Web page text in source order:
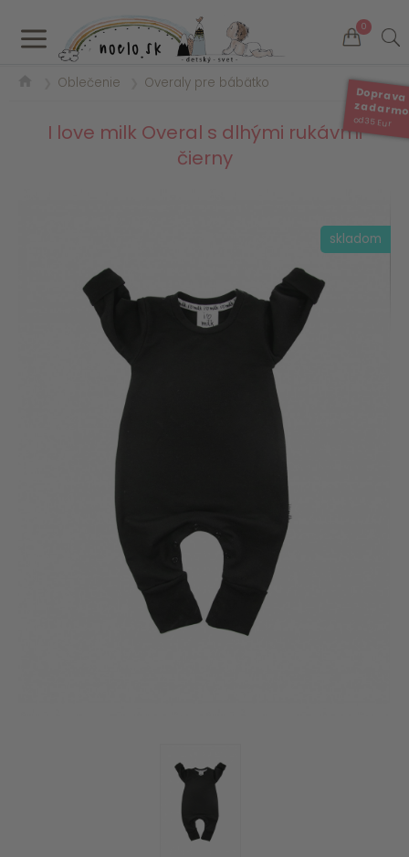
a 0
Doprava
od 35 Eur
Oblečenie Overaly pre bábätko
I love milk Overal s dlhými rukávmi
čierny
skladom